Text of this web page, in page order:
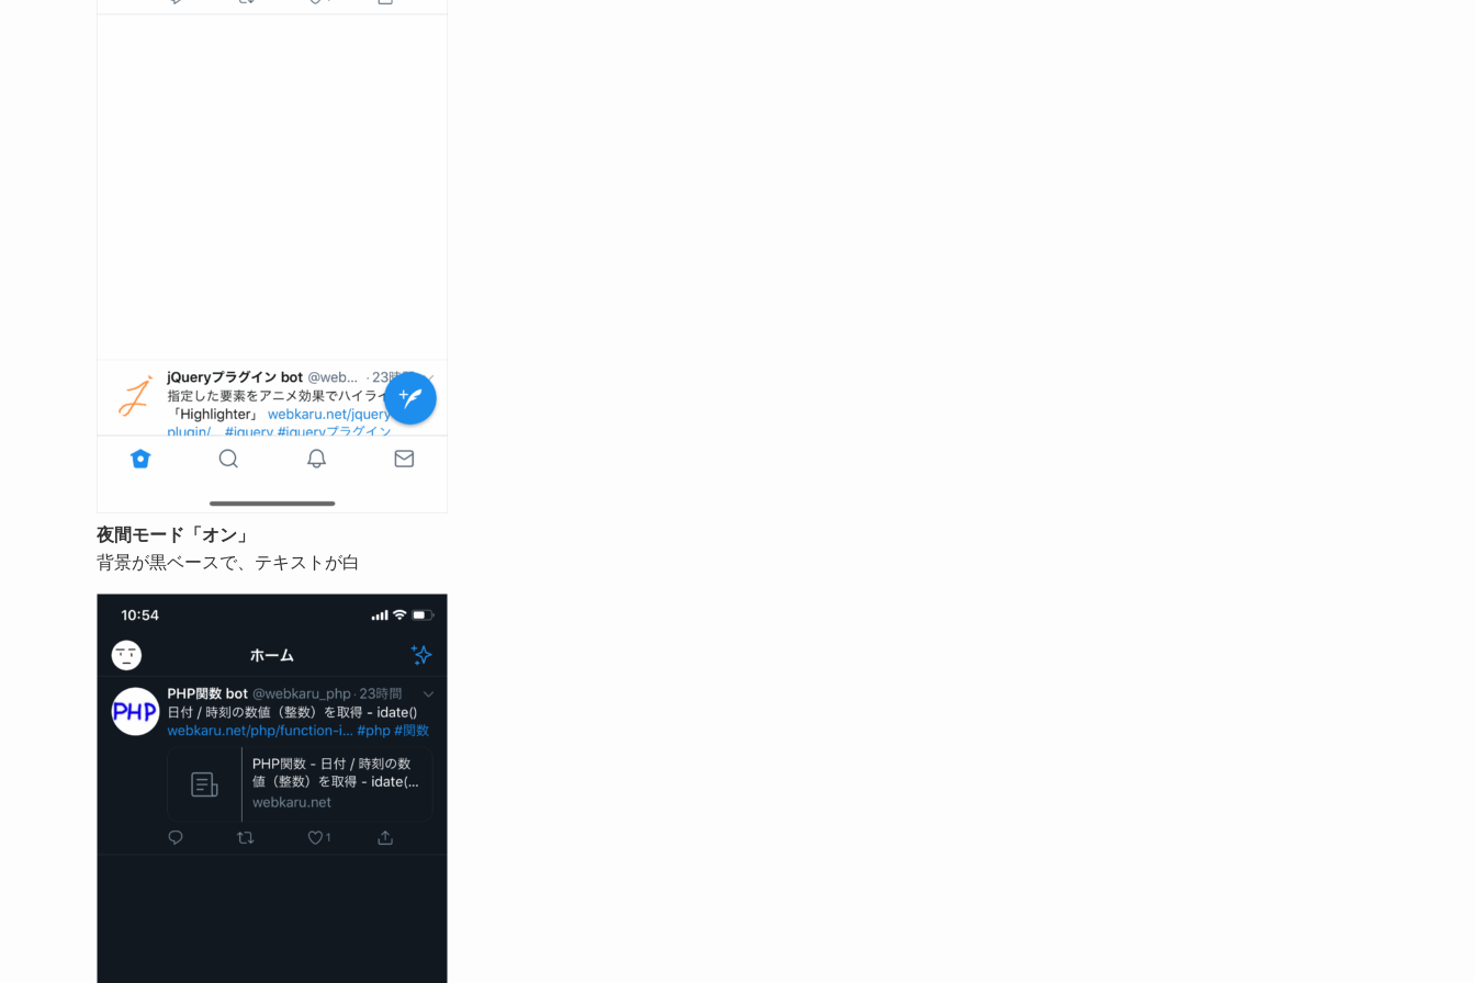
夜間モード「オン」
背景が黒ベースで、テキストが白